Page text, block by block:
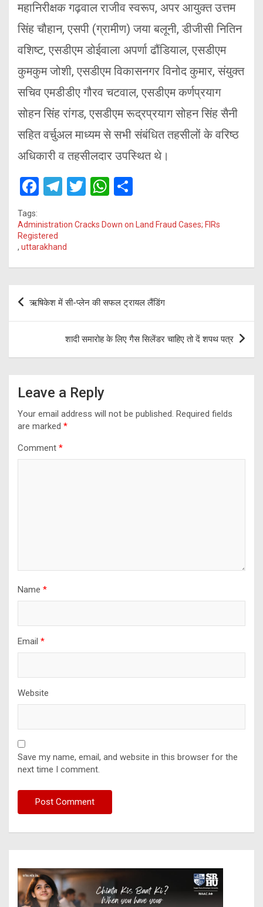
महानिरीक्षक गढ़वाल राजीव स्वरूप, अपर आयुक्त उत्तम
सिंह चौहान, एसपी (ग्रामीण) जया बलूनी, डीजीसी नितिन
वशिष्ट, एसडीएम डोईवाला अपर्णा ढौंडियाल, एसडीएम
कुमकुम जोशी, एसडीएम विकासनगर विनोद कुमार, संयुक्त
सचिव एमडीडीए गौरव चटवाल, एसडीएम कर्णप्रयाग
सोहन सिंह रांगड, एसडीएम रूद्रप्रयाग सोहन सिंह सैनी
सहित वर्चुअल माध्यम से सभी संबंधित तहसीलों के वरिष्ठ
अधिकारी व तहसीलदार उपस्थित थे।
F
ce
b
k
T
e
gr
T
tt
W
at
p
ar
Tags:
Administration Cracks Down on Land Fraud Cases; FIRs
Registered
, uttarakhand
Post
navigation
ऋषिकेश में सी-प्लेन की सफल ट्रायल लैंडिंग
शादी समारोह के लिए गैस सिलेंडर चाहिए तो दें शपथ पत्र
Leave a Reply
Your email address will not be published. Required fields
are marked *
Comment *
Name *
Email *
Website
Save my name, email, and website in this browser for the
next time I comment.